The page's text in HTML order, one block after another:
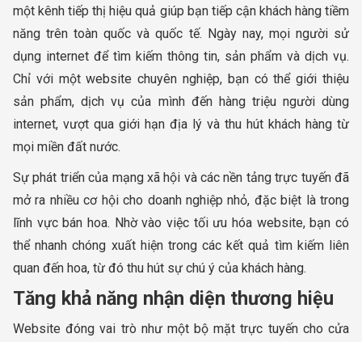
một kênh tiếp thị hiệu quả giúp bạn tiếp cận khách hàng tiềm
năng trên toàn quốc và quốc tế. Ngày nay, mọi người sử
dụng internet để tìm kiếm thông tin, sản phẩm và dịch vụ.
Chỉ với một website chuyên nghiệp, bạn có thể giới thiệu
sản phẩm, dịch vụ của mình đến hàng triệu người dùng
internet, vượt qua giới hạn địa lý và thu hút khách hàng từ
mọi miền đất nước.
Sự phát triển của mạng xã hội và các nền tảng trực tuyến đã
mở ra nhiều cơ hội cho doanh nghiệp nhỏ, đặc biệt là trong
lĩnh vực bán hoa. Nhờ vào việc tối ưu hóa website, bạn có
thể nhanh chóng xuất hiện trong các kết quả tìm kiếm liên
quan đến hoa, từ đó thu hút sự chú ý của khách hàng.
Tăng khả năng nhận diện thương hiệu
Website đóng vai trò như một bộ mặt trực tuyến cho cửa